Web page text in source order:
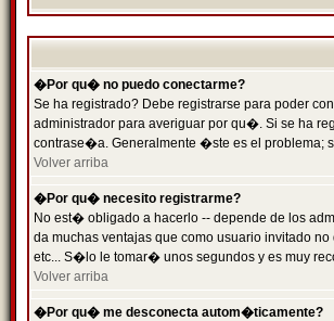
�Por qu� no puedo conectarme?
Se ha registrado? Debe registrarse para poder
administrador para averiguar por qu�. Si se ha
contrase�a. Generalmente �ste es el problema;
Volver arriba
�Por qu� necesito registrarme?
No est� obligado a hacerlo -- depende de los
da muchas ventajas que como usuario invitado
etc... S�lo le tomar� unos segundos y es muy
Volver arriba
�Por qu� me desconecta autom�ticamente?